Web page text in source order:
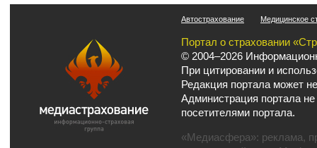
Автострахование Медицинское
Портал о страховании
© 2004–2026
При цитировании и
Редакция портала может
Администрация портала
посетителями портала.
«Медиасфера»: реклама,